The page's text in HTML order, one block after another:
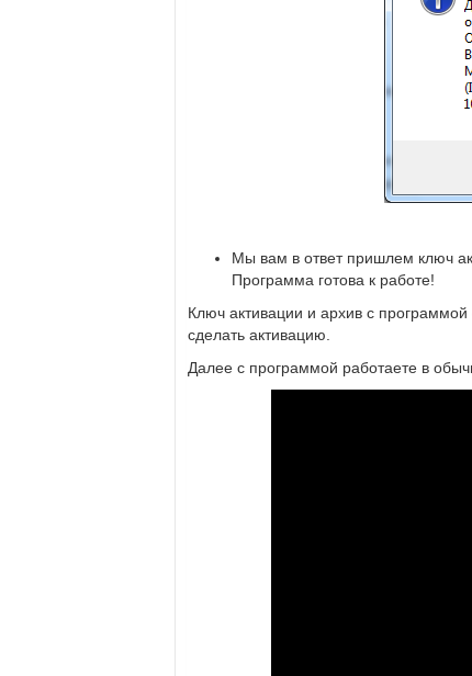
Мы вам в ответ пришлем ключ
Программа готова к работе!
Ключ активации и архив с
сделать активацию.
Далее с программой работаете в